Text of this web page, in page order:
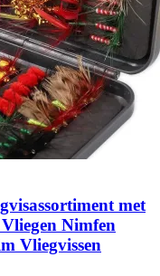
met
Nimfen
Vliegvissen